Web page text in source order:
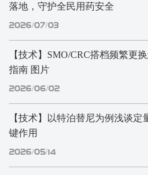
落地，守护全民用药安全
2026/07/03
【技术】SMO/CRC搭档频繁更
指南 图片
2026/06/02
【技术】以特泊替尼为例浅谈
键作用
2026/05/14